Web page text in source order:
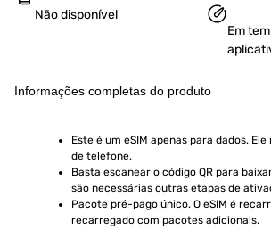
Não disponível
Em
Informações completas do produto
Este é um eSIM apenas para dados.
de telefone.
Basta escanear o código QR para
são necessárias outras etapas de
Pacote pré-pago único. O eSIM é
recarregado com pacotes adicionais.